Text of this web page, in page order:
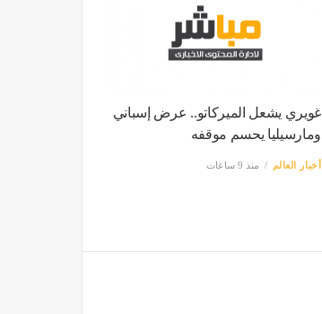
غويري يشعل الميركاتو.. عرض إسباني
ومارسيليا يحسم موقفه
أخبار العالم منذ 9 ساعات